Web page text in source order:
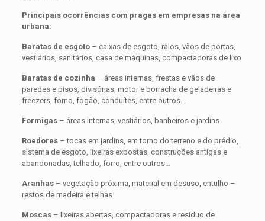
Principais ocorrências com pragas em empresas na área
urbana:
Baratas de esgoto– caixas de esgoto, ralos, vãos de portas,
vestiários, sanitários, casa de máquinas, compactadoras de lixo
Baratas de cozinha – áreas internas, frestas e vãos de
paredes e pisos, divisórias, motor e borracha de geladeiras e
freezers, forno, fogão, conduítes, entre outros…
Formigas– áreas internas, vestiários, banheiros e jardins
Roedores – tocas em jardins, em torno do terreno e do prédio,
sistema de esgoto, lixeiras expostas, construções antigas e
abandonadas, telhado, forro, entre outros…
Aranhas– vegetação próxima, material em desuso, entulho –
restos de madeira e telhas
Moscas – lixeiras abertas, compactadoras e resíduo de